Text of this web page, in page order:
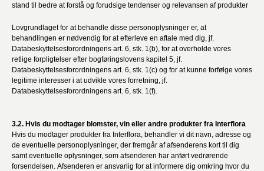
stand til bedre at forstå og forudsige tendenser og relevansen af produkter
Lovgrundlaget for at behandle disse personoplysninger er, at
behandlingen er nødvendig for at efterleve en aftale med dig, jf.
Databeskyttelsesforordningens art. 6, stk. 1(b), for at overholde vores
retlige forpligtelser efter bogføringslovens kapitel 5, jf.
Databeskyttelsesforordningens art. 6, stk. 1(c) og for at kunne forfølge vores
legitime interesser i at udvikle vores forretning, jf.
Databeskyttelsesforordningens art. 6, stk. 1(f).
3.2. Hvis du modtager blomster, vin eller andre produkter fra Interflora
Hvis du modtager produkter fra Interflora, behandler vi dit navn, adresse og
de eventuelle personoplysninger, der fremgår af afsenderens kort til dig
samt eventuelle oplysninger, som afsenderen har anført vedrørende
forsendelsen. Afsenderen er ansvarlig for at informere dig omkring hvor du